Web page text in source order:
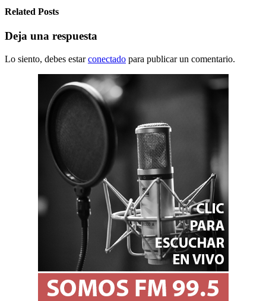
Related Posts
Deja una respuesta
Lo siento, debes estarconectado para publicar un comentario.